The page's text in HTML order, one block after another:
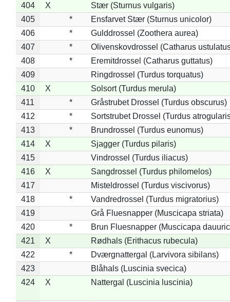
404
X
Stær (Sturnus vulgaris)
405
*
Ensfarvet Stær (Sturnus unicolor)
406
*
Gulddrossel (Zoothera aurea)
407
*
Olivenskovdrossel (Catharus
408
*
Eremitdrossel (Catharus guttatus)
409
Ringdrossel (Turdus torquatus)
410
X
Solsort (Turdus merula)
411
*
Gråstrubet Drossel (Turdus obscurus)
412
*
Sortstrubet Drossel (Turdus
413
*
Brundrossel (Turdus eunomus)
414
X
Sjagger (Turdus pilaris)
415
Vindrossel (Turdus iliacus)
416
X
Sangdrossel (Turdus philomelos)
417
Misteldrossel (Turdus viscivorus)
418
*
Vandredrossel (Turdus migratorius)
419
Grå Fluesnapper (Muscicapa striata)
420
*
Brun Fluesnapper (Muscicapa
421
X
Rødhals (Erithacus rubecula)
422
*
Dværgnattergal (Larvivora sibilans)
423
Blåhals (Luscinia svecica)
424
X Nattergal (Luscinia luscinia)